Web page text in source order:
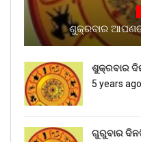
ଶୁକ୍ରବାର
ଶୁକ୍ରବାର
5 years ago
ଗୁରୁବାର